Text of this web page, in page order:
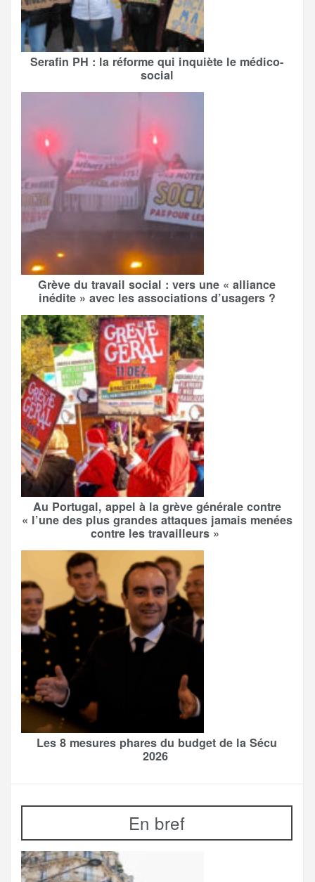
Serafin PH : la réforme qui inquiète le médico-
social
Grève du travail social : vers une « alliance
inédite » avec les associations d’usagers ?
Au Portugal, appel à la grève générale contre
« l’une des plus grandes attaques jamais menées
contre les travailleurs »
Les 8 mesures phares du budget de la Sécu
2026
En bref